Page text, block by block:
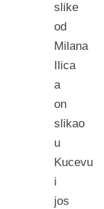
slike
od
Milana
Ilica
a
on
slikao
u
Kucevu
i
jos